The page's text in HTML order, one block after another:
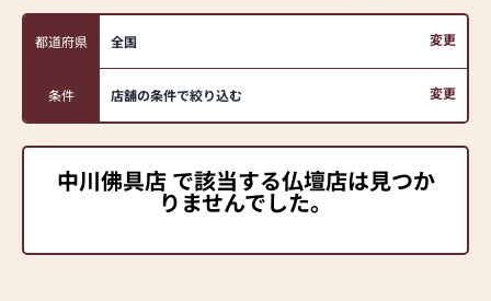
都道府県 全国 変更
条件 店舗の条件で絞り込む 変更
中川佛具店 で該当する仏壇店は見つか
りませんでした。